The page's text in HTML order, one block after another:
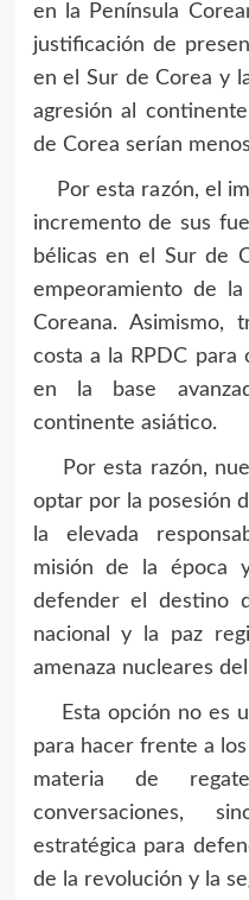
en la Península
justificación de
en el Sur de Corea y
agresión al
de Corea serían
Por esta razón, el
incremento de sus
bélicas en el Sur de
empeoramiento de
Coreana. Asimismo,
costa a la RPDC
en la base
continente asiático.
Por esta razón,
optar por la posesión
la elevada
misión de la época
defender el destino
nacional y la paz
amenaza nucleares
Esta opción no es
para hacer frente a
materia de
conversaciones,
estratégica para
de la revolución y la